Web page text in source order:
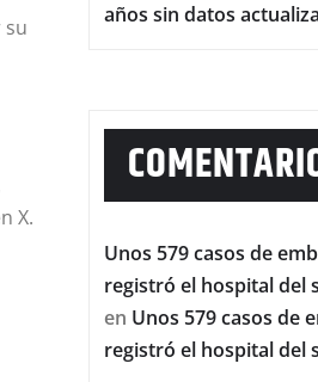
su
X.
años sin datos
Unos 579 casos de
registró el hospital del
en Unos 579 casos de
registró el hospital del